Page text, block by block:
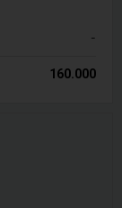
-
160.000